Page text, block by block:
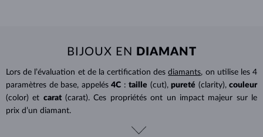
BIJOUX EN DIAMANT
Lors de l’évaluation et de la certification desdiamants, on utilise les 4
paramètres de base, appelés 4C : taille (cut), pureté (clarity), couleur
(color) et carat (carat). Ces propriétés ont un impact majeur sur le
prix d’un diamant.